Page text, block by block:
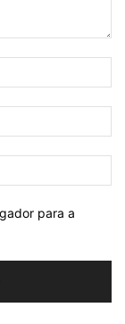
para a